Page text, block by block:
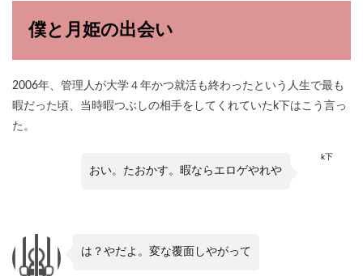
僕と月姫の出会い
2006年、管理人が大学４年かつ就活も終わったという人生で最も
暇だった頃、当時暇つぶしの相手をしてくれていたk下はこう言っ
た。
k下
おい。たおかす。暇ならエロゲやれや
は？やだよ。変な覆面しやがって